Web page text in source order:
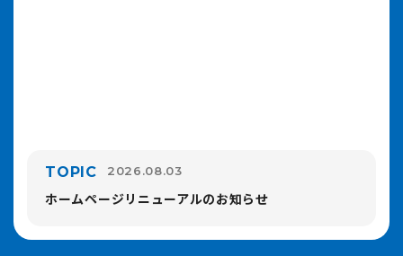
TOPIC 2026.08.03
ホームページリニューアルのお知らせ